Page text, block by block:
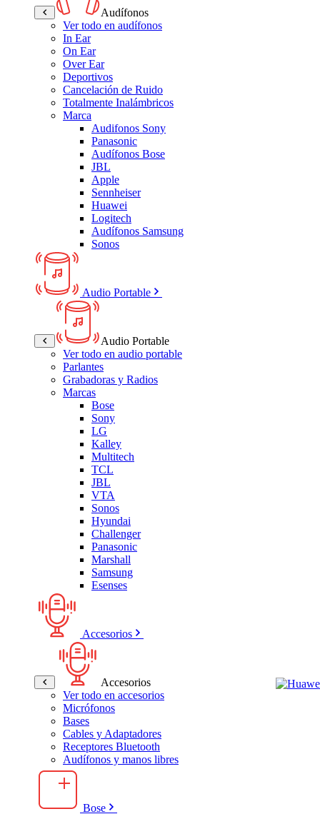
Audífonos
Ver todo en audífonos
In Ear
On Ear
Over Ear
Deportivos
Cancelación de Ruido
Totalmente Inalámbricos
Marca
Audifonos Sony
Panasonic
Audífonos Bose
JBL
Apple
Sennheiser
Huawei
Logitech
Audífonos Samsung
Sonos
Audio Portable
Audio Portable
Ver todo en audio portable
Parlantes
Grabadoras y Radios
Marcas
Bose
Sony
LG
Kalley
Multitech
TCL
JBL
VTA
Sonos
Hyundai
Challenger
Panasonic
Marshall
Samsung
Esenses
Accesorios
Accesorios
Ver todo en accesorios
Micrófonos
Bases
Cables y Adaptadores
Receptores Bluetooth
Audífonos y manos libres
Bose